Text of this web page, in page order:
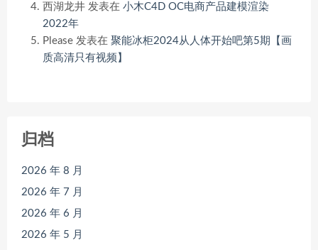
西湖龙井 发表在 小木C4D OC电商产品建模渲染
2022年
Please 发表在 聚能冰柜2024从人体开始吧第5期【画
质高清只有视频】
归档
2026 年 8 月
2026 年 7 月
2026 年 6 月
2026 年 5 月